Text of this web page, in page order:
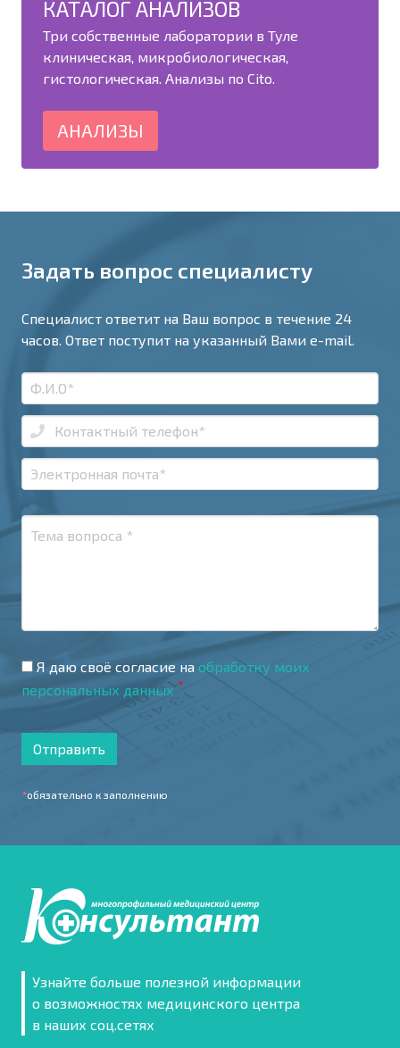
КАТАЛОГ АНАЛИЗОВ
Три собственные лаборатории в Туле
клиническая, микробиологическая,
гистологическая. Анализы по Cito.
АНАЛИЗЫ
Задать вопрос специалисту
Специалист ответит на Ваш вопрос в течение 24
часов. Ответ поступит на указанный Вами e-mail.
Я даю своё согласие на обработку моих
персональных данных *
Отправить
*обязательно к заполнению
Узнайте больше полезной информации
о возможностях медицинского центра
в наших соц.сетях